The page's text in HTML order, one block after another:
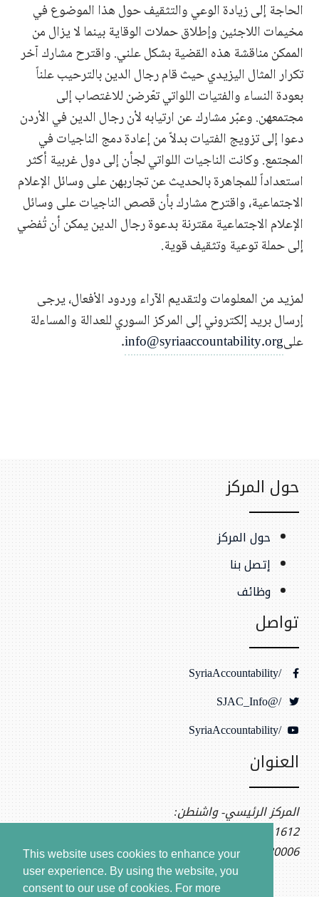
This website uses cookies to enhance your
user experience. By using the website, you
consent to our use of cookies. For more
الحاجة إلى زيادة الوعي والتثقيف حول هذا الموضوع في
مخيمات اللاجئين وإطلاق حملات الوقاية بينما لا يزال من
الممكن مناقشة هذه القضية بشكل علني. واقترح مشارك آخر
تكرار المثال اليزيدي حيث قام رجال الدين بالترحيب علناً
بعودة النساء والفتيات اللواتي تعّرضن للاغتصاب إلى
مجتمعهن. وعبّر مشارك عن ارتيابه لأن رجال الدين في الأردن
دعوا إلى تزويج الفتيات بدلاً من إعادة دمج الناجيات في
المجتمع. وكانت الناجيات اللواتي لجأن إلى دول غربية أكثر
استعداداً للمجاهرة بالحديث عن تجاربهن على وسائل الإعلام
الاجتماعية، واقترح مشارك بأن قصص الناجيات على وسائل
الإعلام الاجتماعية مقترنة بدعوة رجال الدين يمكن أن تُفضي
إلى حملة توعية وتثقيف قوية.
لمزيد من المعلومات ولتقديم الآراء وردود الأفعال، يرجى
إرسال بريد إلكتروني إلى المركز السوري للعدالة والمساءلة
علىinfo@syriaaccountability.org
.
حول المركز
حول المركز
إتصل بنا
وظائف
تواصل
/SyriaAccountability
/@SJAC_Info
/SyriaAccountability
العنوان
المركز الرئيسي- واشنطن:
1612 K St NW, Ste 400
Washington, DC 20006